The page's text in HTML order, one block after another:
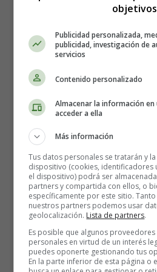
durante el embarazo en estas
🤰🏻👶🏻🎁 Crea tu
actualízala siempre que
con familiares y amigos
Publicidad personalizada,
publicidad, investigación de
servicios
Contenido personalizado
Almacenar la información
acceder a ella
Más información
Tus datos personales se tratarán y
dispositivo (cookies, identificadores
el dispositivo) podrá ser
partners y compartida con ellos, o
específicamente por este sitio.
nuestros partners podemos usar
geolocalización. Lista de partners.
Es posible que algunos
personales en virtud de un interés
puedes oponerte gestionando tus
En la parte inferior de esta página o